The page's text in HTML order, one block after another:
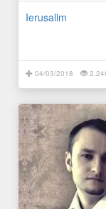
Ierusalim
04/03/2018